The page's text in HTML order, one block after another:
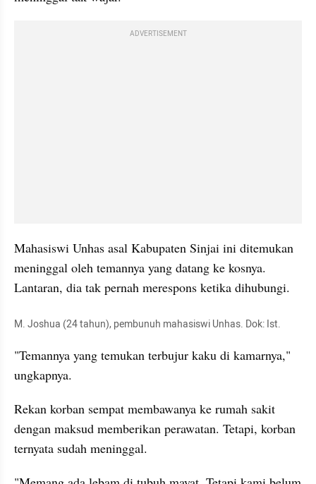
ADVERTISEMENT
Mahasiswi Unhas asal Kabupaten Sinjai ini ditemukan
meninggal oleh temannya yang datang ke kosnya.
Lantaran, dia tak pernah merespons ketika dihubungi.
M. Joshua (24 tahun), pembunuh mahasiswi Unhas. Dok: Ist.
"Temannya yang temukan terbujur kaku di kamarnya,"
ungkapnya.
Rekan korban sempat membawanya ke rumah sakit
dengan maksud memberikan perawatan. Tetapi, korban
ternyata sudah meninggal.